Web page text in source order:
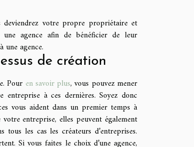
votre propre propriétaire et
agence afin de bénéficier de leur
une agence.
de création
Pour en savoir plus, vous pouvez mener
à ces dernières. Soyez donc
vous aident dans un premier temps à
entreprise, elles peuvent également
tous les cas les créateurs d’entreprises.
Si vous faites le choix d’une agence,